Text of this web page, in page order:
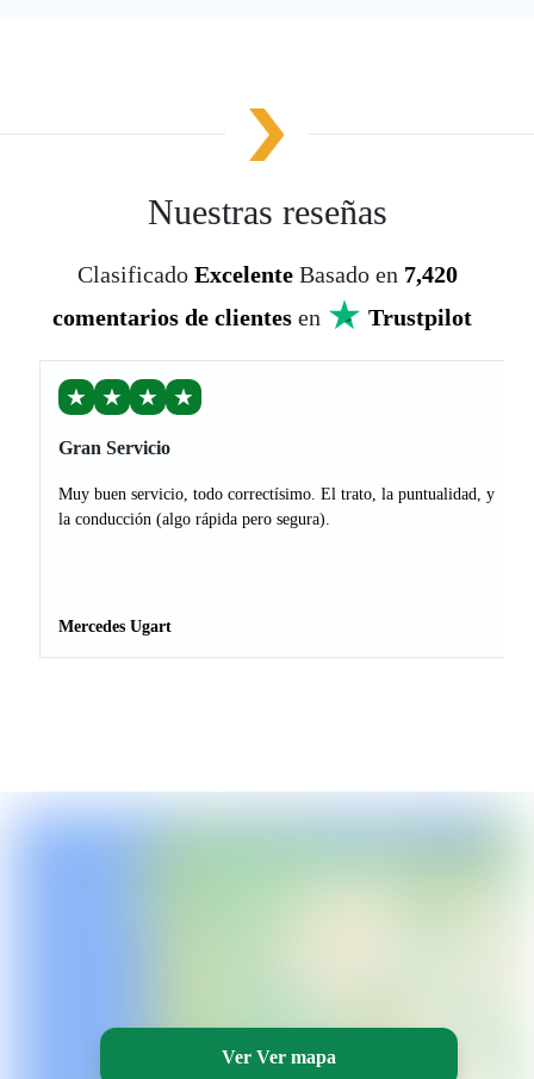
Nuestras reseñas
Clasificado Excelente Basado en 7,420
comentarios de clientes en Trustpilot
★ ★ ★ ★
Gran Servicio
Muy buen servicio, todo correctísimo. El trato, la puntualidad, y
la conducción (algo rápida pero segura).
Mercedes Ugart
Ver Ver mapa